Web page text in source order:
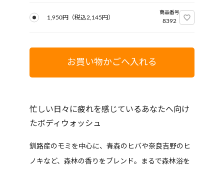
1,950円 （税込2,145 円）
商品番号
8392
お買い物かごへ入れる
忙しい日々に疲れを感じているあなたへ向け
たボディウォッシュ
釧路産のモミを中心に、青森のヒバや奈良吉野のヒ
ノキなど、森林の香りをブレンド。まるで森林浴を